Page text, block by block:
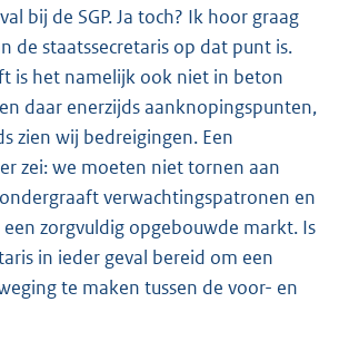
bij de SGP. Ja toch? Ik hoor graag
de staatssecretaris op dat punt is.
is het namelijk ook niet in beton
daar enerzijds aanknopingspunten,
zien wij bedreigingen. Een
zei: we moeten niet tornen aan
verwachtingspatronen en
zorgvuldig opgebouwde markt. Is
in ieder geval bereid om een
te maken tussen de voor- en